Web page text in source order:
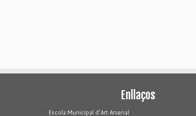
Enllaços
Escola Municipal d'Art Arsenal